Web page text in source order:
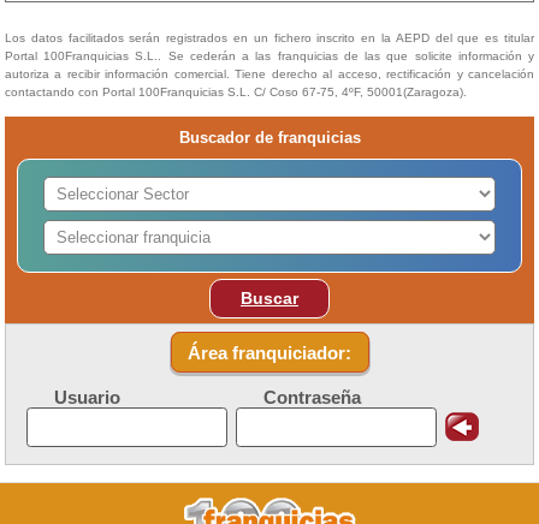
Los datos facilitados serán registrados en un fichero inscrito en la AEPD del que es titular
Portal 100Franquicias S.L.. Se cederán a las franquicias de las que solicite información y
autoriza a recibir información comercial. Tiene derecho al acceso, rectificación y cancelación
contactando con Portal 100Franquicias S.L. C/ Coso 67-75, 4ºF, 50001(Zaragoza).
Buscador de franquicias
Buscar
Área franquiciador:
Usuario Contraseña